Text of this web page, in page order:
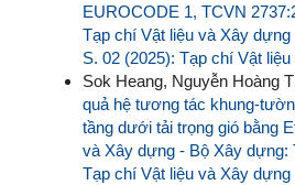
EUROCODE 1, TCVN
Tạp chí Vật liệu và Xây
S. 02 (2025): Tạp chí Vật
Sok Heang, Nguyễn Hoàng
quả hệ tương tác khung-
tầng dưới tải trọng gió bằng
và Xây dựng - Bộ Xây dựng:
Tạp chí Vật liệu và Xây dựng